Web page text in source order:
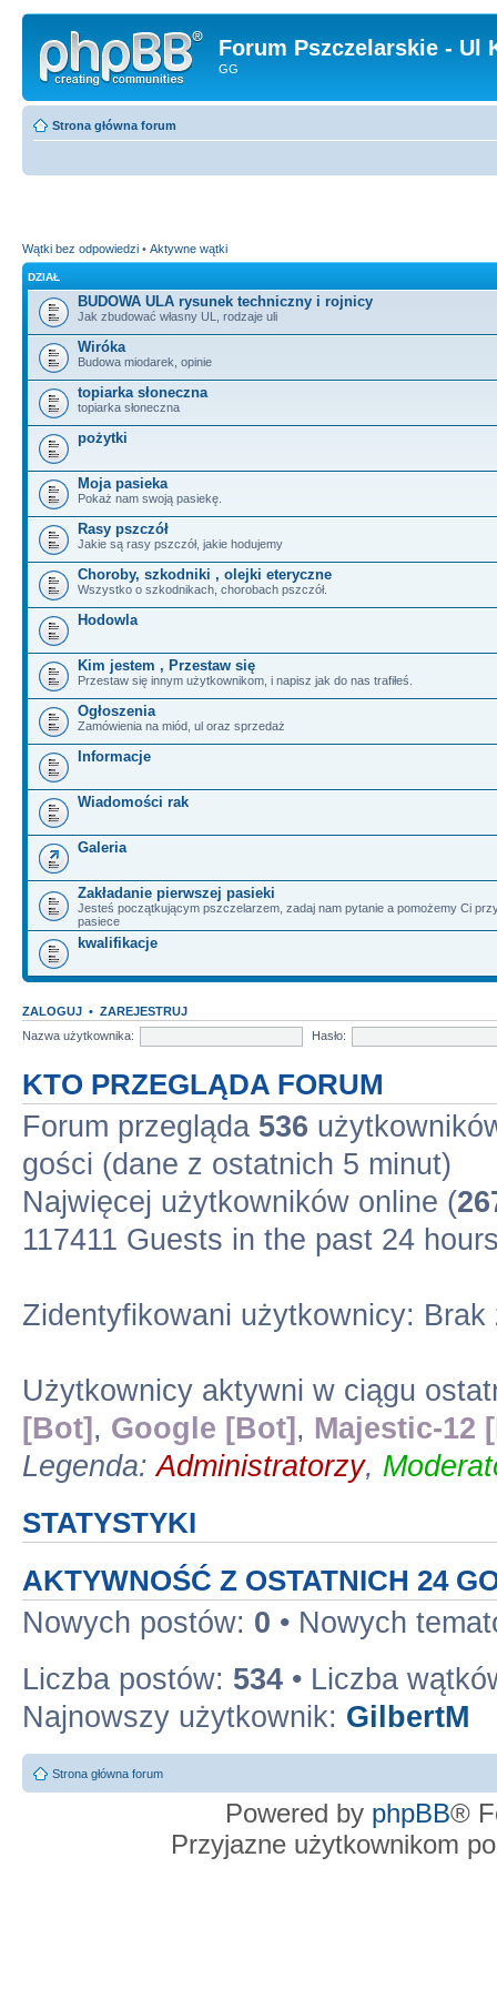
Forum Pszczelarskie - Ul
GG
Strona główna forum
Wątki bez odpowiedzi • Aktywne wątki
DZIAŁ
BUDOWA ULA rysunek techniczny i rojnicy
Jak zbudować własny UL, rodzaje uli
Wiróka
Budowa miodarek, opinie
topiarka słoneczna
topiarka słoneczna
pożytki
Moja pasieka
Pokaż nam swoją pasiekę.
Rasy pszczół
Jakie są rasy pszczół, jakie hodujemy
Choroby, szkodniki , olejki eteryczne
Wszystko o szkodnikach, chorobach pszczół.
Hodowla
Kim jestem , Przestaw się
Przestaw się innym użytkownikom, i napisz jak do nas trafiłeś.
Ogłoszenia
Zamówienia na miód, ul oraz sprzedaż
Informacje
Wiadomości rak
Galeria
Zakładanie pierwszej pasieki
Jesteś początkującym pszczelarzem, zadaj nam pytanie a pomożemy Ci
pasiece
kwalifikacje
ZALOGUJ • ZAREJESTRUJ
Nazwa użytkownika:
Hasło:
KTO PRZEGLĄDA FORUM
Forum przegląda 536
gości (dane z ostatnich 5 minut)
Najwięcej użytkowników online (
117411 Guests in the past 24
Zidentyfikowani użytkownicy:
Użytkownicy aktywni w ciągu
[Bot] , Google [Bot] , Majestic-12
Legenda:Administratorzy,
STATYSTYKI
AKTYWNOŚĆ Z OSTATNICH 24
Nowych postów: 0 • Nowych
Liczba postów: 534 • Liczba
Najnowszy użytkownik: GilbertM
Strona główna forum
Powered by phpBB®
Przyjazne użytkownikom